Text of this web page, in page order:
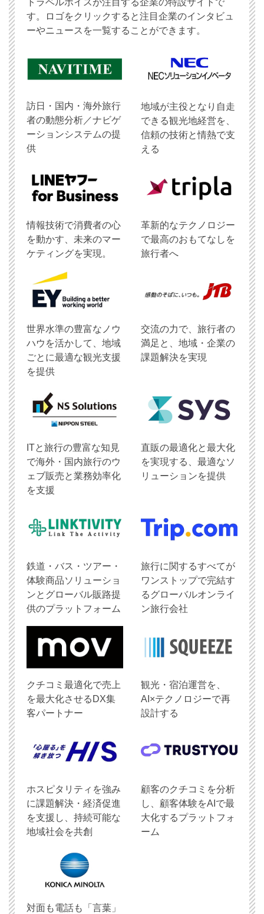
す。ロゴをクリックすると注目企業のインタビュ
ーやニュースを一覧することができます。
訪日・国内・海外旅行
者の動態分析／ナビゲ
ーションシステムの提
供
地域が主役となり自走
できる観光地経営を、
信頼の技術と情熱で支
える
情報技術で消費者の心
を動かす、未来のマー
ケティングを実現。
革新的なテクノロジー
で最高のおもてなしを
旅行者へ
世界水準の豊富なノウ
ハウを活かして、地域
ごとに最適な観光支援
を提供
交流の力で、旅行者の
満足と、地域・企業の
課題解決を実現
ITと旅行の豊富な知見
で海外・国内旅行のウ
ェブ販売と業務効率化
を支援
直販の最適化と最大化
を実現する、最適なソ
リューションを提供
鉄道・バス・ツアー・
体験商品ソリューショ
ンとグローバル販路提
供のプラットフォーム
旅行に関するすべてが
ワンストップで完結す
るグローバルオンライ
ン旅行会社
クチコミ最適化で売上
を最大化させるDX集
客パートナー
観光・宿泊運営を、
AI×テクノロジーで再
設計する
ホスピタリティを強み
に課題解決・経済促進
を支援し、持続可能な
地域社会を共創
顧客のクチコミを分析
し、顧客体験をAIで最
大化するプラットフォ
ーム
対面も電話も「言葉」